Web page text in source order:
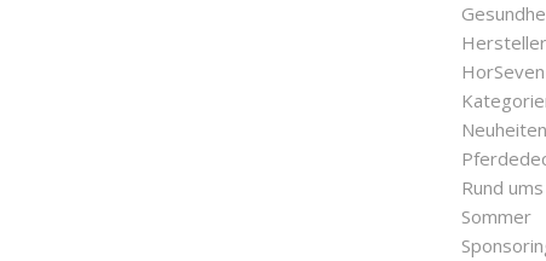
Hersteller
HorSeven
Neuheiten
Rund
Sommer